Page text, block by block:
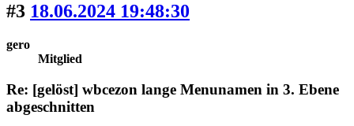
#3 18.06.2024 19:48:30
gero
Mitglied
Re: [gelöst] wbcezon lange Menunamen in 3. Ebene
abgeschnitten